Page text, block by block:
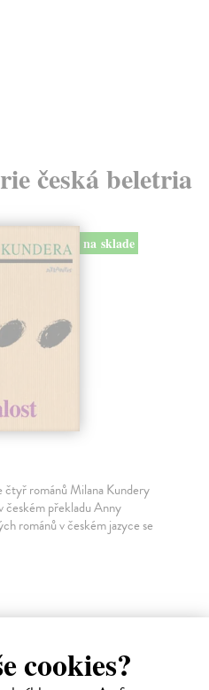
cookies?
česká beletria
na sklade
čtyř románů Milana Kundery
českém překladu Anny
románů v českém jazyce se